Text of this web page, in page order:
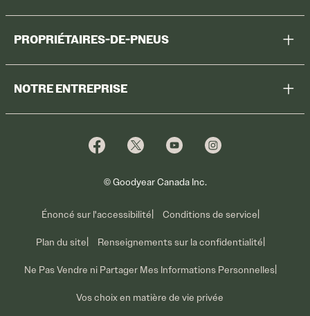
PROPRIÉTAIRES-DE-PNEUS
Information sur les rappels volontaires
NOTRE ENTREPRISE
Qui nous sommes
© Goodyear Canada Inc.
Énoncé sur l'accessibilité Conditions de service
Plan du site Renseignements sur la confidentialité
Ne Pas Vendre ni Partager Mes Informations Personnelles
Vos choix en matière de vie privée